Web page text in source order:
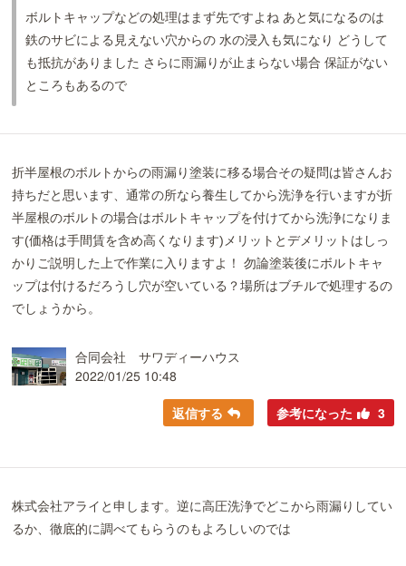
ボルトキャップなどの処理はまず先ですよね あと気になるのは
鉄のサビによる見えない穴からの 水の浸入も気になり どうして
も抵抗がありました さらに雨漏りが止まらない場合 保証がない
ところもあるので
折半屋根のボルトからの雨漏り塗装に移る場合その疑問は皆さんお
持ちだと思います、通常の所なら養生してから洗浄を行いますが折
半屋根のボルトの場合はボルトキャップを付けてから洗浄になりま
す(価格は手間賃を含め高くなります)メリットとデメリットはしっ
かりご説明した上で作業に入りますよ！ 勿論塗装後にボルトキャ
ップは付けるだろうし穴が空いている？場所はブチルで処理するの
でしょうから。
合同会社 サワディーハウス
2022/01/25 10:48
返信する 参考になった 3
株式会社アライと申します。逆に高圧洗浄でどこから雨漏りしてい
るか、徹底的に調べてもらうのもよろしいのでは